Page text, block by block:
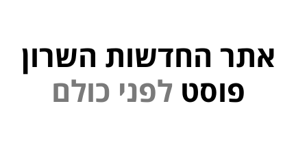
אתר החדשות השרון
פוסט